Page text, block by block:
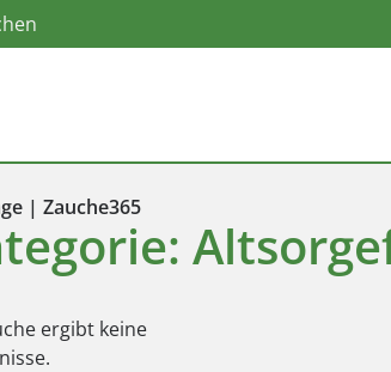
| Zauche365
ergibt keine